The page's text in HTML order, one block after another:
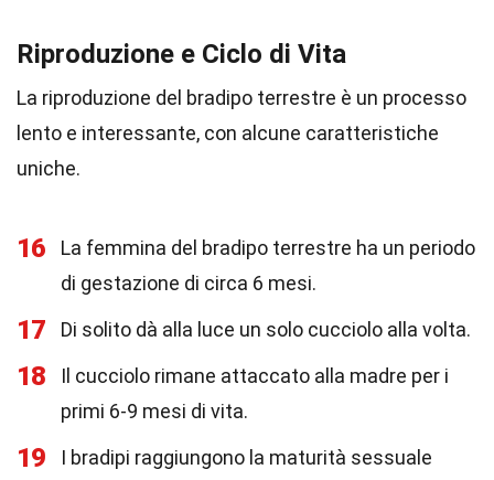
Riproduzione e Ciclo di Vita
La riproduzione del bradipo terrestre è un processo
lento e interessante, con alcune caratteristiche
uniche.
16
La femmina del bradipo terrestre ha un periodo
di gestazione di circa 6 mesi.
17 Di solito dà alla luce un solo cucciolo alla volta.
18
Il cucciolo rimane attaccato alla madre per i
primi 6-9 mesi di vita.
19
I bradipi raggiungono la maturità sessuale